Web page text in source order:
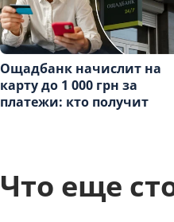
Ощадбанк начислит на
карту до 1 000 грн за
платежи: кто получит
Что еще